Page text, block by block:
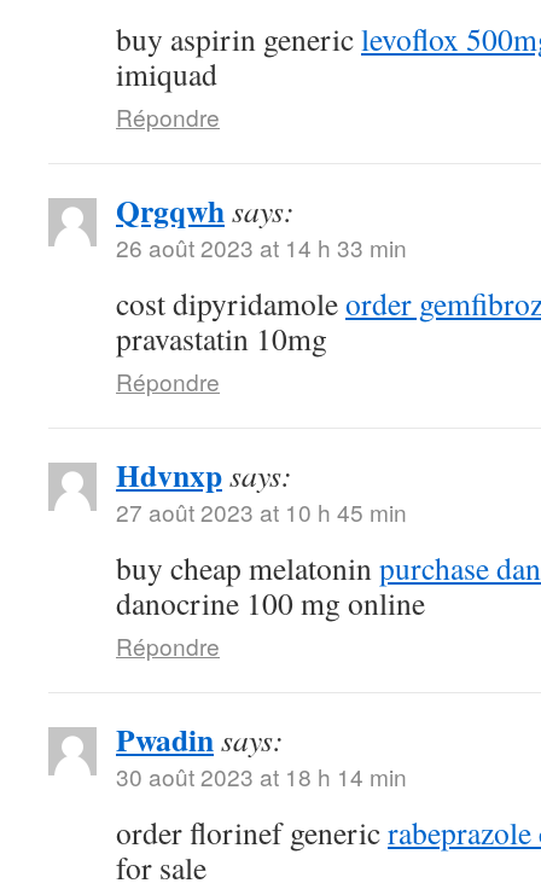
buy aspirin genericlevoflox
imiquad
Répondre
Qrgqwhsays:
26 août 2023 at 14 h 33 min
cost dipyridamoleorder
pravastatin 10mg
Répondre
Hdvnxpsays:
27 août 2023 at 10 h 45 min
buy cheap melatoninpurchase
danocrine 100 mg online
Répondre
Pwadinsays:
30 août 2023 at 18 h 14 min
order florinef genericrabeprazole
for sale